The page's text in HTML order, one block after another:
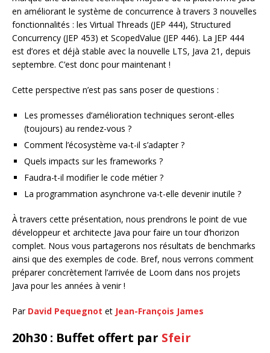
en améliorant le système de concurrence à travers 3 nouvelles
fonctionnalités : les Virtual Threads (JEP 444), Structured
Concurrency (JEP 453) et ScopedValue (JEP 446). La JEP 444
est d’ores et déjà stable avec la nouvelle LTS, Java 21, depuis
septembre. C’est donc pour maintenant !
Cette perspective n’est pas sans poser de questions :
Les promesses d’amélioration techniques seront-elles
(toujours) au rendez-vous ?
Comment l’écosystème va-t-il s’adapter ?
Quels impacts sur les frameworks ?
Faudra-t-il modifier le code métier ?
La programmation asynchrone va-t-elle devenir inutile ?
À travers cette présentation, nous prendrons le point de vue
développeur et architecte Java pour faire un tour d’horizon
complet. Nous vous partagerons nos résultats de benchmarks
ainsi que des exemples de code. Bref, nous verrons comment
préparer concrètement l’arrivée de Loom dans nos projets
Java pour les années à venir !
Par David Pequegnot et Jean-François James
20h30 : Buffet offert par Sfeir